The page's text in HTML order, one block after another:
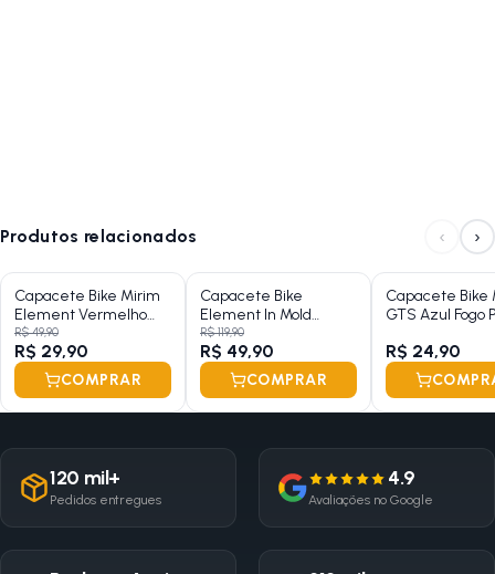
Produtos relacionados ‹ ›
Capacete Bike Mirim
Element Vermelho
Star
R$ 49,90
R$ 29,90
COMPRAR
Capacete Bike
Element In Mold
Verde e Grafite L-G
R$ 119,90
R$ 49,90
COMPRAR
Capacete Bike
GTS Azul Fogo
R$ 24,90
120 mil+
Pedidos entregues
4.9
Avaliações no Google